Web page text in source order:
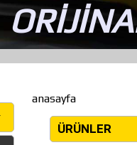
anasayfa
ÜRÜNLER